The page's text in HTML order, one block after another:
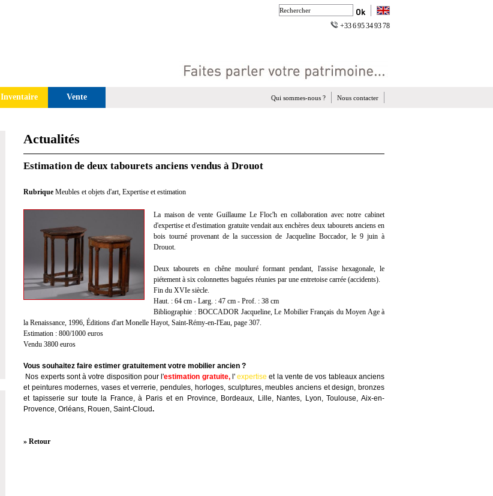
+33 6 95 34 93 78
Inventaire Vente Nous contacter
Qui sommes-nous ?
Actualités
Estimation de deux tabourets anciens vendus à Drouot
Rubrique Meubles et objets d'art, Expertise et estimation
La maison de vente Guillaume Le Floc'h en collaboration avec notre cabinet
d'expertise et d'estimation gratuite vendait aux enchères deux tabourets anciens en
bois tourné provenant de la succession de Jacqueline Boccador, le 9 juin à
Drouot.
Deux tabourets en chêne mouluré formant pendant, l'assise hexagonale, le
piétement à six colonnettes baguées réunies par une entretoise carrée (accidents).
Fin du XVIe siècle.
Haut. : 64 cm - Larg. : 47 cm - Prof. : 38 cm
Bibliographie : BOCCADOR Jacqueline, Le Mobilier Français du Moyen Age à
la Renaissance, 1996, Éditions d'art Monelle Hayot, Saint-Rémy-en-l'Eau, page 307.
Estimation : 800/1000 euros
Vendu 3800 euros
Vous souhaitez faire estimer gratuitement votre mobilier ancien ?
Nos experts sont à votre disposition pour l'estimation gratuite, l'expertise et la vente de vos tableaux anciens
et peintures modernes, vases et verrerie, pendules, horloges, sculptures, meubles anciens et design, bronzes
et tapisserie sur toute la France, à Paris et en Province, Bordeaux, Lille, Nantes, Lyon, Toulouse, Aix-en-
Provence, Orléans, Rouen, Saint-Cloud.
» Retour